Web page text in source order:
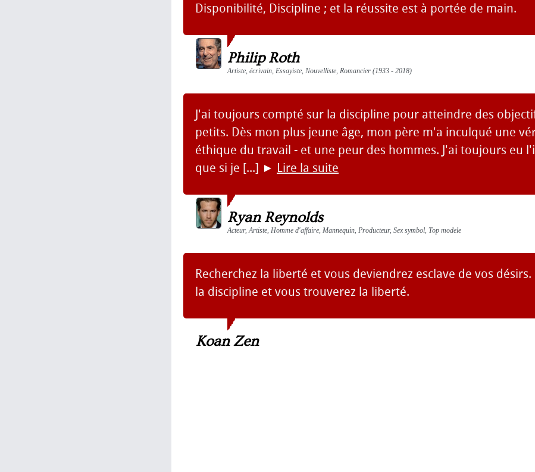
Disponibilité, Discipline ; et la réussite est à portée de main.
Philip Roth
Artiste, écrivain, Essayiste, Nouvelliste, Romancier (1933 - 2018)
J'ai toujours compté sur la discipline pour atteindre des
petits. Dès mon plus jeune âge, mon père m'a inculqué une
éthique du travail - et une peur des hommes. J'ai toujours eu
que si je [...] ► Lire la suite
Ryan Reynolds
Acteur, Artiste, Homme d'affaire, Mannequin, Producteur, Sex symbol, Top modele
Recherchez la liberté et vous deviendrez esclave de vos désirs.
la discipline et vous trouverez la liberté.
Koan Zen